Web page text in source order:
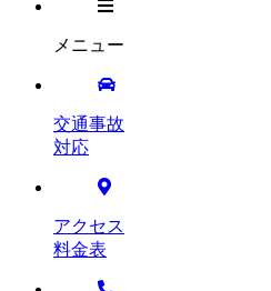
メニュー
交通事故
対応
アクセス
料金表